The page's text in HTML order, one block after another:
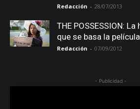
Redacción - 28/07/2013
THE POSSESSION:
que se basa la película
Redacción - 07/09/2012
- Publicidad -